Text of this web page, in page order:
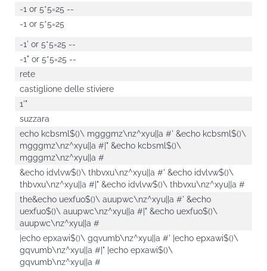
-1 or 5*5=25 --
-1 or 5*5=25
-1' or 5*5=25 --
-1" or 5*5=25 --
rete
castiglione delle stiviere
1'"
suzzara
echo kcbsml$()\ mgggmz\nz^xyu||a #' &echo kcbsml$()\
mgggmz\nz^xyu||a #|" &echo kcbsml$()\
mgggmz\nz^xyu||a #
&echo idvlvw$()\ thbvxu\nz^xyu||a #' &echo idvlvw$()\
thbvxu\nz^xyu||a #|" &echo idvlvw$()\ thbvxu\nz^xyu||a #
the&echo uexfuo$()\ auupwc\nz^xyu||a #' &echo
uexfuo$()\ auupwc\nz^xyu||a #|" &echo uexfuo$()\
auupwc\nz^xyu||a #
|echo epxawi$()\ gqvumb\nz^xyu||a #' |echo epxawi$()\
gqvumb\nz^xyu||a #|" |echo epxawi$()\
gqvumb\nz^xyu||a #